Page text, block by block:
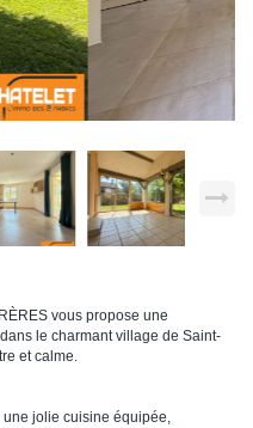
vous propose une
le charmant village de Saint-
et calme.
jolie cuisine équipée,